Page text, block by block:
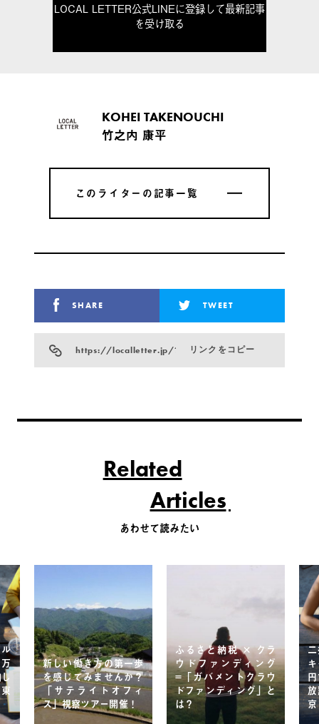
LOCAL LETTER公式LINEに登録して最新記事
を受け取る
KOHEI TAKENOUCHI
竹之内 康平
このライターの記事一覧
このライターの記事一覧
SHARE TWEET
https://localletter.jp/?p=961リンクをコピー
Related
Articles
あわせて読みたい
新しい働き方の第一歩
を感じてみませんか？
「サテライトオフィ
ス」視察ツアー開催！
ふるさと納税 × クラ
ウドファンディング
=「ガバメントクラウ
ドファンディング」と
は？
京